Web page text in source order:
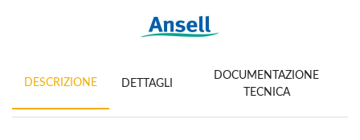
DESCRIZIONE DETTAGLI
DOCUMENTAZIONE
TECNICA